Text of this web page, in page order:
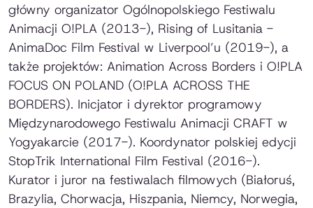
główny organizator Ogólnopolskiego Festiwalu
Animacji O!PLA (2013-), Rising of Lusitania -
AnimaDoc Film Festival w Liverpool’u (2019-), a
także projektów: Animation Across Borders i O!PLA
FOCUS ON POLAND (O!PLA ACROSS THE
BORDERS). Inicjator i dyrektor programowy
Międzynarodowego Festiwalu Animacji CRAFT w
Yogyakarcie (2017-). Koordynator polskiej edycji
StopTrik International Film Festival (2016-).
Kurator i juror na festiwalach filmowych (Białoruś,
Brazylia, Chorwacja, Hiszpania, Niemcy, Norwegia,